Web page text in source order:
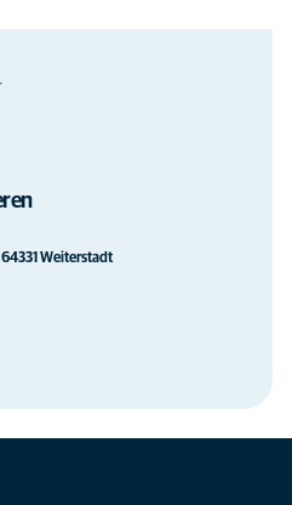
64331 Weiterstadt